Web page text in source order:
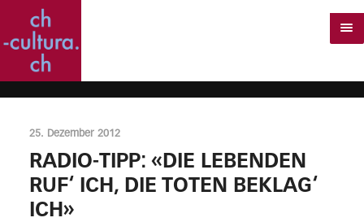
25. Dezember 2012
RADIO-TIPP: «DIE LEBENDEN
RUF‘ ICH, DIE TOTEN BEKLAG‘
ICH»